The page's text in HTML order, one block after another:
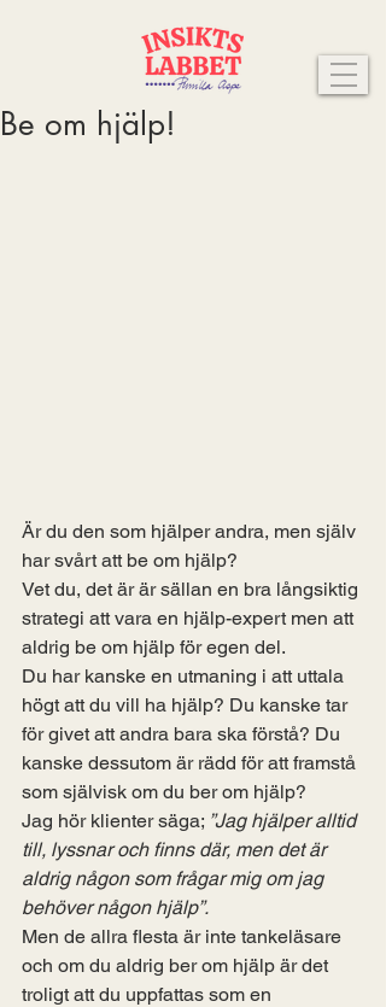
Be om hjälp!
Är du den som hjälper andra, men själv
har svårt att be om hjälp?
Vet du, det är är sällan en bra långsiktig
strategi att vara en hjälp-expert men att
aldrig be om hjälp för egen del.
Du har kanske en utmaning i att uttala
högt att du vill ha hjälp? Du kanske tar
för givet att andra bara ska förstå? Du
kanske dessutom är rädd för att framstå
som självisk om du ber om hjälp?
Jag hör klienter säga; ”Jag hjälper alltid
till, lyssnar och finns där, men det är
aldrig någon som frågar mig om jag
behöver någon hjälp”.
Men de allra flesta är inte tankeläsare
och om du aldrig ber om hjälp är det
troligt att du uppfattas som en